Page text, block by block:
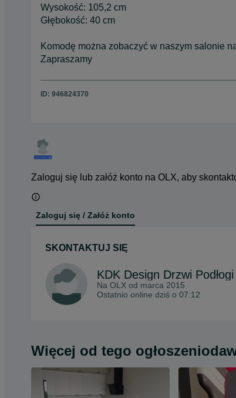
Wysokość: 105,2 cm
Głębokość: 40 cm
Komodę można zobaczyć w naszym salonie
Zapraszamy
ID: 946824370
Zaloguj się lub załóż konto na OLX, aby
Zaloguj się / Załóż konto
SKONTAKTUJ SIĘ
KDK Design Drzwi
Na OLX od marca 2015
Ostatnio online dziś o 07:12
Więcej od tego